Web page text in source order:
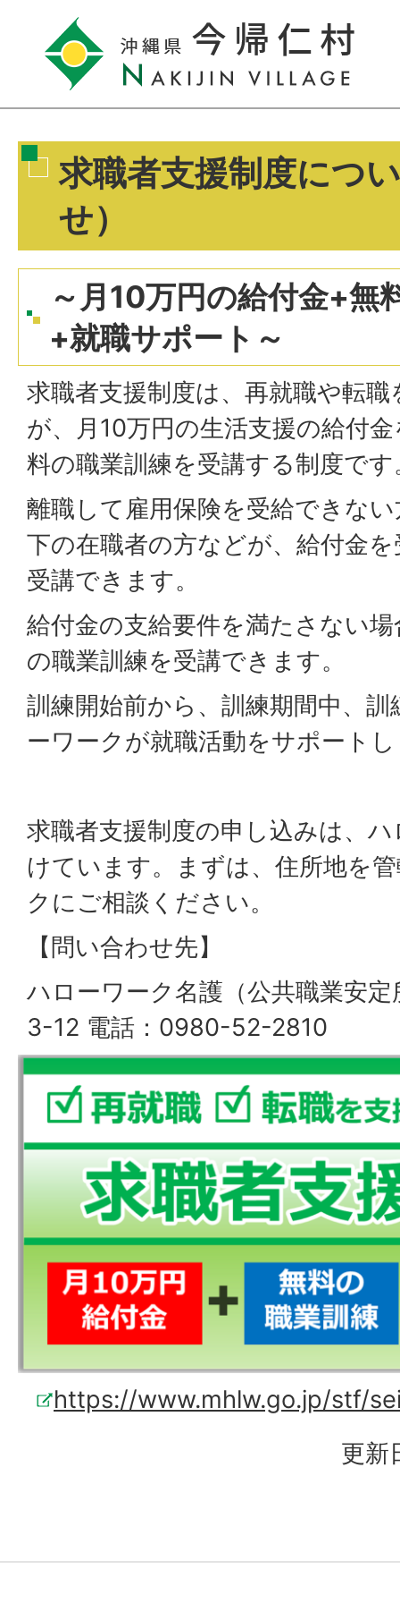
求職者支援制度につ
せ）
～月10万円の給付金+無
+就職サポート～
求職者支援制度は、再就職や転
が、月10万円の生活支援の給付
料の職業訓練を受講する制度です
離職して雇用保険を受給できな
下の在職者の方などが、給付金
受講できます。
給付金の支給要件を満たさない
の職業訓練を受講できます。
訓練開始前から、訓練期間中、
ーワークが就職活動をサポート
求職者支援制度の申し込みは、
けています。まずは、住所地を
クにご相談ください。
【問い合わせ先】
ハローワーク名護（公共職業安
3-12 電話：0980-52-2810
https://www.mhlw.go.jp/stf/
更新